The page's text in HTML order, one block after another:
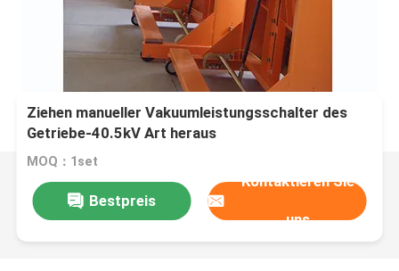
Ziehen manueller Vakuumleistungsschalter des
Getriebe-40.5kV Art heraus
MOQ：1set
Bestpreis
Kontaktieren Sie
uns